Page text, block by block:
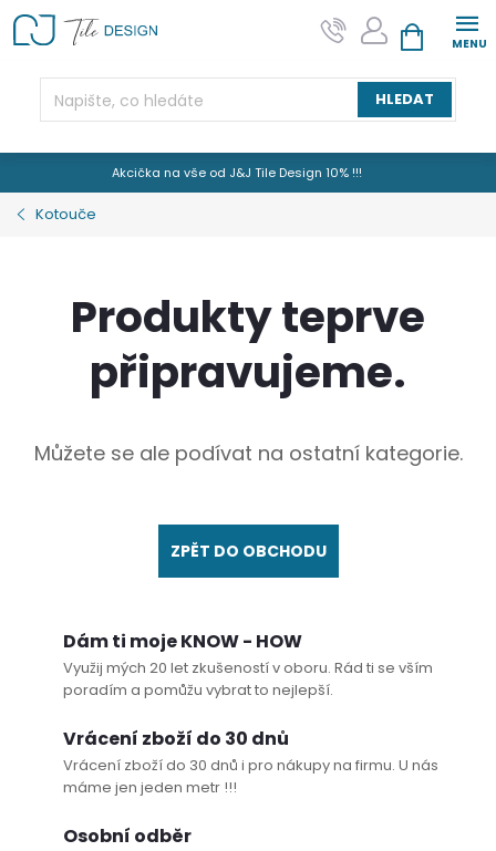
Přejít
na
HLEDAT
NÁKUPNÍ KOŠÍK
Akcička na vše od J&J Tile Design 10% !!!
Kotouče
Produkty teprve
připravujeme.
Můžete se ale podívat na ostatní kategorie.
ZPĚT DO OBCHODU
Dám ti moje KNOW - HOW
Využij mých 20 let zkušeností v oboru. Rád ti se vším
poradím a pomůžu vybrat to nejlepší.
Vrácení zboží do 30 dnů
Vrácení zboží do 30 dnů i pro nákupy na firmu. U nás
máme jen jeden metr !!!
Osobní odběr